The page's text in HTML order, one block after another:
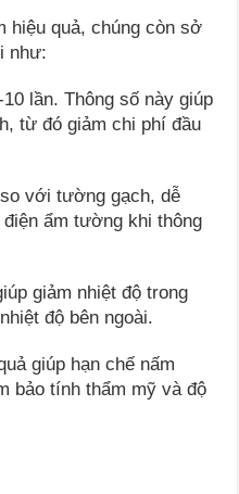
hiệu quả, chúng còn sở
như:
lần. Thông số này giúp
từ đó giảm chi phí đầu
với tường gạch, dễ
ẩm tường khi thông
giảm nhiệt độ trong
độ bên ngoài.
giúp hạn chế nấm
bảo tính thẩm mỹ và độ